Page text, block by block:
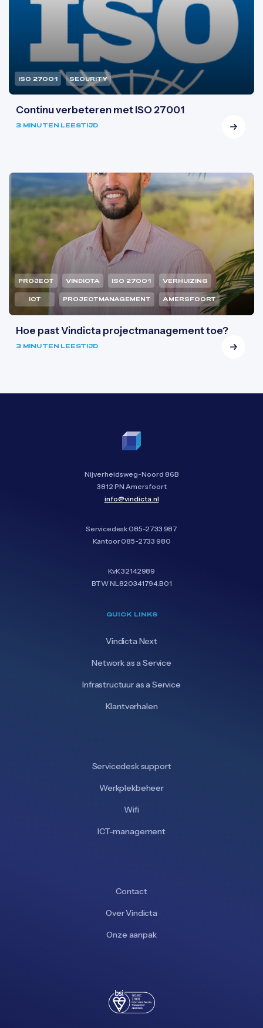
ISO 27001 SECURITY
Continu verbeteren met ISO 27001
3 MINUTEN LEESTIJD
PROJECT VINDICTA ISO 27001 VERHUIZING
ICT PROJECTMANAGEMENT AMERSFOORT
Hoe past Vindicta projectmanagement toe?
3 MINUTEN LEESTIJD
Nijverheidsweg-Noord 86B
3812 PN Amersfoort
info@vindicta.nl
Servicedesk085-2733 987
Kantoor085-2733 980
KvK 32142989
BTW NL820341794.B01
QUICK LINKS
Vindicta Next
Network as a Service
Infrastructuur as a Service
Klantverhalen
Servicedesk support
Werkplekbeheer
Wifi
ICT-management
Contact
Over Vindicta
Onze aanpak